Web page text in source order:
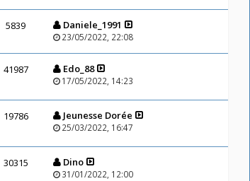
5839 Daniele_1991
23/05/2022, 22:08
41987 Edo_88
17/05/2022, 14:23
19786 Jeunesse Dorée
25/03/2022, 16:47
30315 Dino
31/01/2022, 12:00